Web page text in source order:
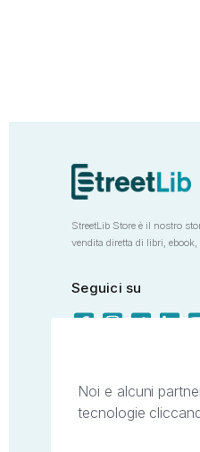
StreetLib Store è il nostro
vendita diretta di libri,
Seguici su
Il
Noi e alcuni
tecnologie